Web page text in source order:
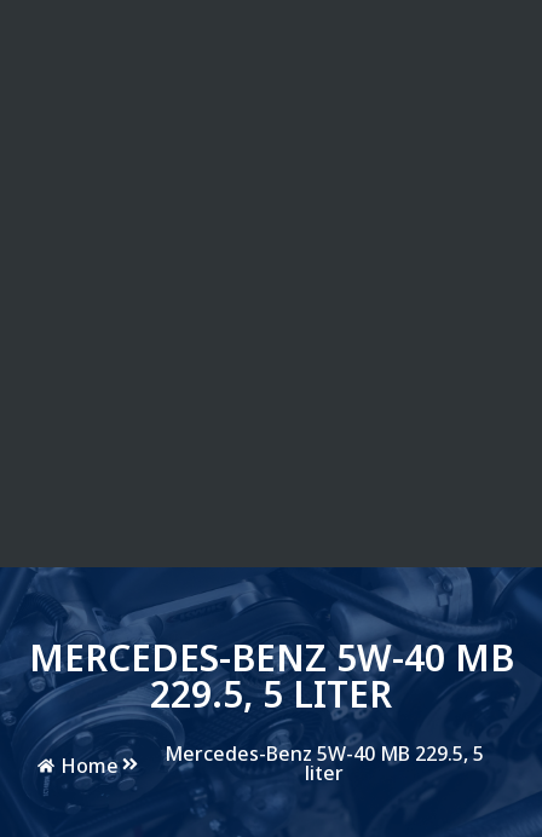
MERCEDES-BENZ 5W-40 MB
229.5, 5 LITER
Home Mercedes-Benz 5W-40 MB 229.5, 5
liter